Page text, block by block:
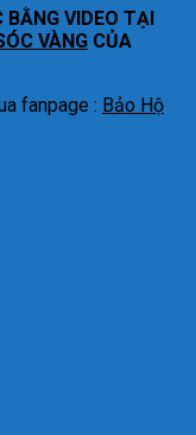
VIDEO TẠI
VÀNG CỦA
fanpage : Bảo Hộ